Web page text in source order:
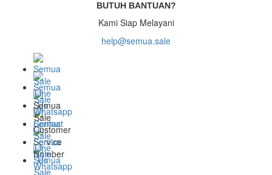
BUTUH BANTUAN?
Kami Siap Melayani
help@semua.sale